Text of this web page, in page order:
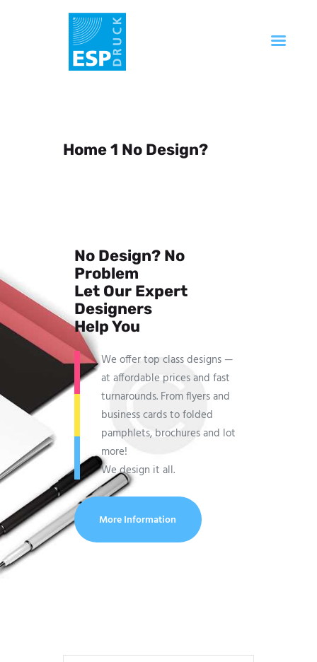
Produkte
Service
Home 1 No Design?
No Design? No
Problem
Let Our Expert
Designers
Help You
We offer top class designs —
at affordable prices and fast
turnarounds. From flyers and
business cards to folded
pamphlets, brochures and lot
more!
We design it all.
More Information